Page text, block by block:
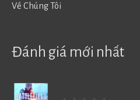
Về Chúng Tôi
Đánh giá mới nhất